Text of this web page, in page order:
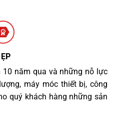
năm qua và những nỗ lực
máy móc thiết bị, công
quý khách hàng những sản